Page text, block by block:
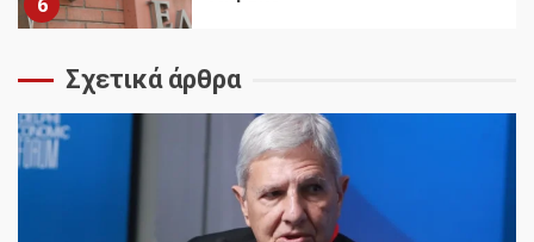
6
Σχετικά άρθρα